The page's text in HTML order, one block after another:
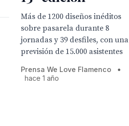
Más de 1200 diseños inéditos
sobre pasarela durante 8
jornadas y 39 desfiles, con una
previsión de 15.000 asistentes
Prensa We Love Flamenco
•
hace 1 año